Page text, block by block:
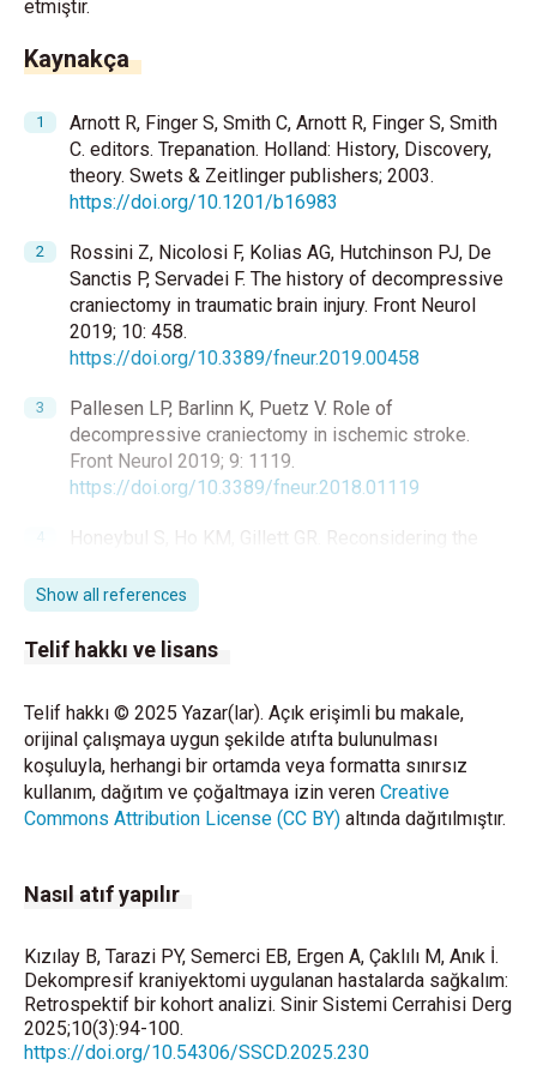
etmiştir.
Kaynakça
Arnott R, Finger S, Smith C, Arnott R, Finger S, Smith
C. editors. Trepanation. Holland: History, Discovery,
theory. Swets & Zeitlinger publishers; 2003.
https://doi.org/10.1201/b16983
Rossini Z, Nicolosi F, Kolias AG, Hutchinson PJ, De
Sanctis P, Servadei F. The history of decompressive
craniectomy in traumatic brain injury. Front Neurol
2019; 10: 458.
https://doi.org/10.3389/fneur.2019.00458
Pallesen LP, Barlinn K, Puetz V. Role of
decompressive craniectomy in ischemic stroke.
Front Neurol 2019; 9: 1119.
https://doi.org/10.3389/fneur.2018.01119
Honeybul S, Ho KM, Gillett GR. Reconsidering the
emergencies. J Crit Care 2017; 39: 185-189.
https://doi.org/10.1016/j.jcrc.2017.03.006
trauma: what you need to know. J Trauma Acute Care
Surg 2024; 97: 490-496.
https://doi.org/10.1097/TA.0000000000004357
Landreneau MM, Sheth KN. Decompressive
744.https://doi.org/10.1055/s-0037-1607992
Hawryluk GWJ, Rubiano AM, Totten AM, et al.
Guidelines for the management of severe traumatic
brain injury: 2020 update of the decompressive
craniectomy recommendations. Neurosurgery 2020;
87: 427-434.
Show all references
Telif hakkı ve lisans
Telif hakkı © 2025 Yazar(lar). Açık erişimli bu makale,
orijinal çalışmaya uygun şekilde atıfta bulunulması
koşuluyla, herhangi bir ortamda veya formatta sınırsız
kullanım, dağıtım ve çoğaltmaya izin veren Creative
Commons Attribution License (CC BY) altında dağıtılmıştır.
Nasıl atıf yapılır
Kızılay B, Tarazi PY, Semerci EB, Ergen A, Çaklılı M, Anık İ.
Dekompresif kraniyektomi uygulanan hastalarda sağkalım:
Retrospektif bir kohort analizi. Sinir Sistemi Cerrahisi Derg
2025;10(3):94-100.
https://doi.org/10.54306/SSCD.2025.230